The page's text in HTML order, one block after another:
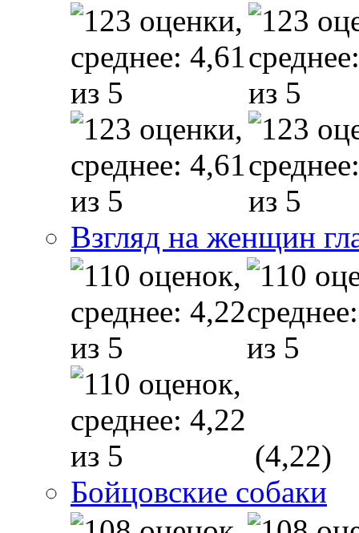
Взгляд на женщин
(4,22)
Бойцовские собаки